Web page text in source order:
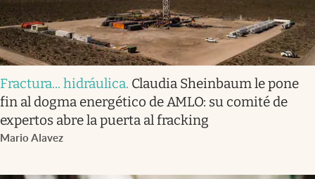
Fractura... hidráulica. Claudia Sheinbaum le pone
fin al dogma energético de AMLO: su comité de
expertos abre la puerta al fracking
Mario Alavez